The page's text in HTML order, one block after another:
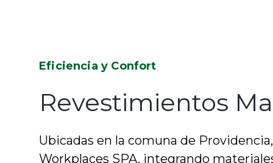
Eficiencia y Confort
Revestimientos
Ubicadas en la comuna de
Workplaces SPA, integrando